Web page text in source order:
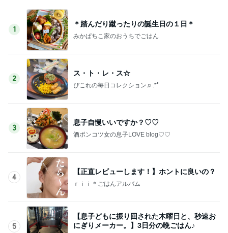
1
＊踏んだり蹴ったりの誕生日の１日＊
みかぱちこ家のおうちでごはん
2
ス・ト・レ・ス☆
ぴこれの毎日コレクション♬.*ﾟ
3
息子自慢いいですか？♡♡
酒ポンコツ女の息子LOVE blog♡♡
4
【正直レビューします！】ホントに良いの？
ｒｉｉ＊ごはんアルバム
5
【息子どもに振り回された木曜日と、秒速お
にぎりメーカー。】3日分の晩ごはん♪